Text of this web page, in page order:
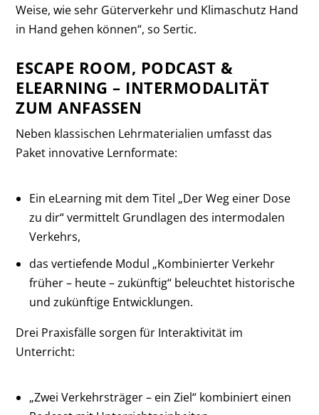
Weise, wie sehr Güterverkehr und Klimaschutz Hand
in Hand gehen können“, so Sertic.
ESCAPE ROOM, PODCAST &
ELEARNING – INTERMODALITÄT
ZUM ANFASSEN
Neben klassischen Lehrmaterialien umfasst das
Paket innovative Lernformate:
Ein eLearning mit dem Titel „Der Weg einer Dose
zu dir“ vermittelt Grundlagen des intermodalen
Verkehrs,
das vertiefende Modul „Kombinierter Verkehr
früher – heute – zukünftig“ beleuchtet historische
und zukünftige Entwicklungen.
Drei Praxisfälle sorgen für Interaktivität im
Unterricht:
„Zwei Verkehrsträger – ein Ziel“ kombiniert einen